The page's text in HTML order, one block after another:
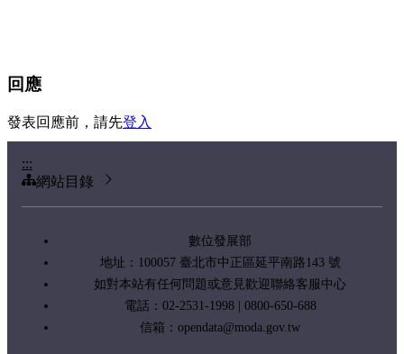
回應
發表回應前，請先登入
:::
網站目錄
數位發展部
地址：100057 臺北市中正區延平南路143 號
如對本站有任何問題或意見歡迎聯絡客服中心
電話：02-2531-1998 | 0800-650-688
信箱： opendata@moda.gov.tw